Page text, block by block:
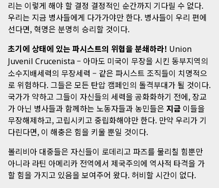
리는 이렇게 해야 할 결정 결정적인 순간까지 기다릴 수 없다.
우리는 지금 병사들에게 다가가야만 한다. 병사들이 우리 편에
선다면, 혁명은 분명히 승리할 것이다.
초기에 상태에 있는 파시스트의 위협을 분쇄하라! Union
Juvenil Crucenista– 아마도 미국이 무장을 시킨 동부지역의
소수지배세력의 무장세력 – 같은 파시스트 조직들이 치명적으
로 위험하다. 그들은 모든 탄압 캠페인의 돌격부대가 될 것이다.
국가가 약하고 그들이 자신들의 세력을 공화화하기 전에, 장교
가 아닌 병사들과 함께하는 노동자들과 농민들은 지금 이들을
무장해제하고, 고립시키고 중립화해야만 한다. 만약 우리가 기
다린다면, 이 해충은 힘을 키울 뿐일 것이다.
볼리비아 대중들은 자신들이 로데리고 파즈를 물리칠 힘뿐만
아니라 라틴 아메리카 전역에서 제국주의에 역사적 타격을 가
할 힘을 가지고 있음을 보여주어 왔다. 허비할 시간이 없다.